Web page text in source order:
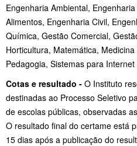
Engenharia Ambiental,
Alimentos, Engenharia Civil,
Química, Gestão Comercial,
Horticultura, Matemática,
Pedagogia, Sistemas para
Cotas e resultado - O Instituto
destinadas ao Processo Seletivo
de escolas públicas, observadas
O resultado final do certame está
15 dias após a publicação do